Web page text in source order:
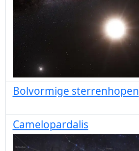
Bolvormige sterrenhopen
Camelopardalis